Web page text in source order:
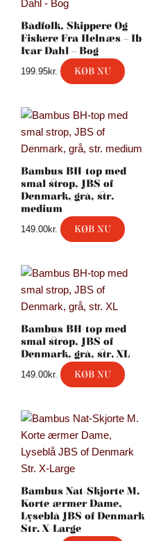
Bådfolk, Skippere Og
Fiskere Fra Helnæs – Ib
Ivar Dahl – Bog
199.95kr. KØB NU
Bambus BH-top med
smal strop, JBS of
Denmark, grå, str.
medium
149.00kr. KØB NU
Bambus BH-top med
smal strop, JBS of
Denmark, grå, str. XL
149.00kr. KØB NU
Bambus Nat-Skjorte M.
Korte ærmer Dame,
Lyseblå JBS of Denmark
Str. X-Large